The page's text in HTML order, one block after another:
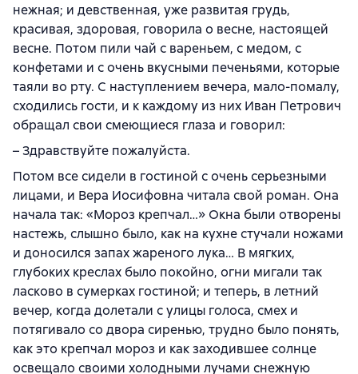
нежная; и девственная, уже развитая грудь,
красивая, здоровая, говорила о весне, настоящей
весне. Потом пили чай с вареньем, с медом, с
конфетами и с очень вкусными печеньями, которые
таяли во рту. С наступлением вечера, мало-помалу,
сходились гости, и к каждому из них Иван Петрович
обращал свои смеющиеся глаза и говорил:
– Здравствуйте пожалуйста.
Потом все сидели в гостиной с очень серьезными
лицами, и Вера Иосифовна читала свой роман. Она
начала так: «Мороз крепчал…» Окна были отворены
настежь, слышно было, как на кухне стучали ножами
и доносился запах жареного лука… В мягких,
глубоких креслах было покойно, огни мигали так
ласково в сумерках гостиной; и теперь, в летний
вечер, когда долетали с улицы голоса, смех и
потягивало со двора сиренью, трудно было понять,
как это крепчал мороз и как заходившее солнце
освещало своими холодными лучами снежную